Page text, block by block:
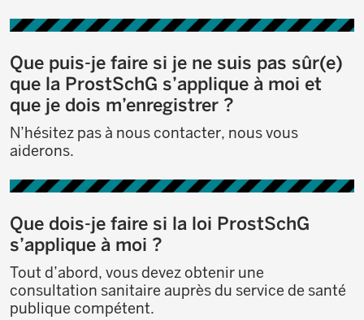
Que puis-je faire si je ne suis pas sûr(e)
que la ProstSchG s’applique à moi et
que je dois m’enregistrer ?
N’hésitez pas à nous contacter, nous vous
aiderons.
Que dois-je faire si la loi ProstSchG
s’applique à moi ?
Tout d’abord, vous devez obtenir une
consultation sanitaire auprès du service de santé
publique compétent.